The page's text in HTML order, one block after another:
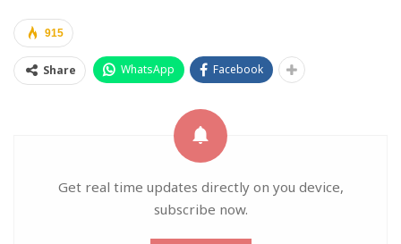
915
Share WhatsApp Facebook
Get real time updates directly on you device,
subscribe now.